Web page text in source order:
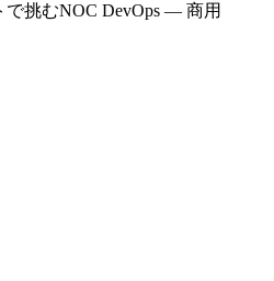
挑むNOC DevOps — 商用